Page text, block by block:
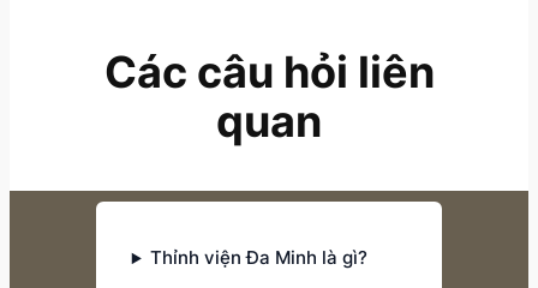
Các câu hỏi liên
quan
Thỉnh viện Đa Minh là gì?